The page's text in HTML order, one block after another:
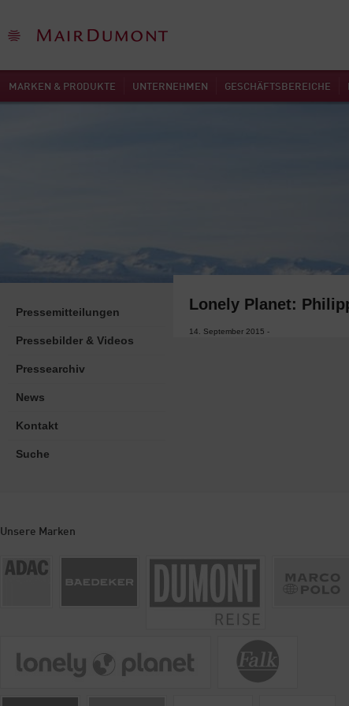
MARKEN & PRODUKTE UNTERNEHMEN GESCHÄFTSBEREICHE
Pressemitteilungen
Pressebilder & Videos
Pressearchiv
News
Kontakt
Suche
Lonely Planet:
14. September 2015 -
Unsere Marken